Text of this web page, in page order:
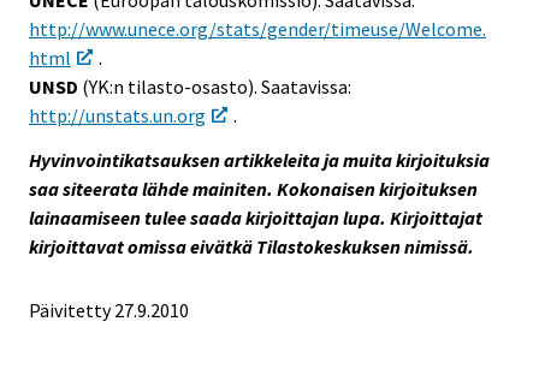
http://www.unece.org/stats/gender/timeuse/Welcome.
html
.
UNSD (YK:n tilasto-osasto). Saatavissa:
http://unstats.un.org
.
Hyvinvointikatsauksen artikkeleita ja muita kirjoituksia
saa siteerata lähde mainiten. Kokonaisen kirjoituksen
lainaamiseen tulee saada kirjoittajan lupa. Kirjoittajat
kirjoittavat omissa eivätkä Tilastokeskuksen nimissä.
Päivitetty27.9.2010